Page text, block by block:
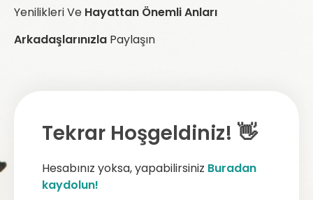
Yenilikleri Ve Hayattan Önemli Anları
Arkadaşlarınızla Paylaşın
Tekrar Hoşgeldiniz! 👋
Hesabınız yoksa, yapabilirsiniz Buradan
kaydolun!